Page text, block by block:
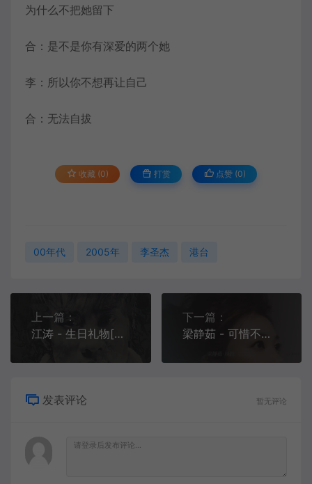
为什么不把她留下
合：是不是你有深爱的两个她
李：所以你不想再让自己
合：无法自拔
收藏 (0) 打赏 点赞 (0)
00年代 2005年 李圣杰 港台
上一篇：
江涛 - 生日礼物[MP3-320K/FLAC][10.3M/31.3M]
下一篇：
梁静茹 - 可惜不是你[MP3-320K/FLAC][10.9M/28.5M]
发表评论 暂无评论